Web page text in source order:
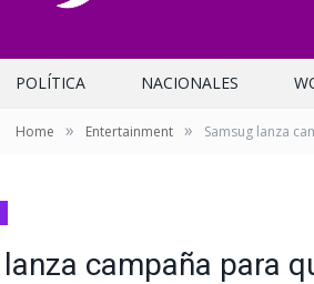
POLÍTICA NACIONALES
Home » Entertainment » Samsug lanza
campaña para